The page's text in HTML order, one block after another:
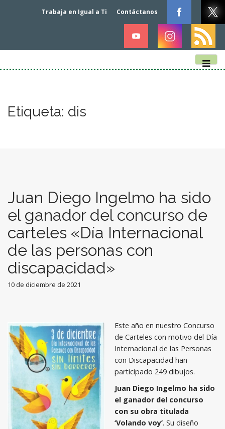
M
n
m
tEtiqueta: dis
Juan Diego Ingelmo ha sido
el ganador del concurso de
carteles «Día Internacional
de las personas con
discapacidad»
10 de diciembre de 2021
Este año en nuestro Concurso
de Carteles con motivo del Día
Internacional de las Personas
con Discapacidad han
participado 249 dibujos.
Juan Diego Ingelmo ha sido
el ganador del concurso
con su obra titulada
‘Volando voy’. Su diseño
Trabaja en Igual a Ti Contáctanos